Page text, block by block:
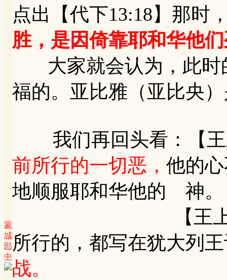
蒙
城
郎
中
点出【代下13:18】那时
胜，是因倚靠耶和华他
大家就会认为，此时
福的。亚比雅（亚比央
我们再回头看：【王
前所行的一切恶， 他的
地顺服耶和华他的 神。
【王上15:7】
所行的，都写在犹大列
战。